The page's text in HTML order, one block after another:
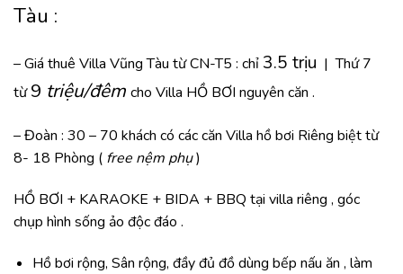
Tàu :
– Giá thuê Villa Vũng Tàu từ CN-T5 : chỉ 3.5 trịu | Thứ 7
từ9 triệu/đêm cho Villa HỒ BƠI nguyên căn .
– Đoàn : 30 – 70 khách có các căn Villa hồ bơi Riêng biệt từ
8- 18 Phòng ( free nệm phụ)
HỒ BƠI + KARAOKE + BIDA + BBQ tại villa riêng , góc
chụp hình sống ảo độc đáo .
Hồ bơi rộng, Sân rộng, đầy đủ đồ dùng bếp nấu ăn , làm